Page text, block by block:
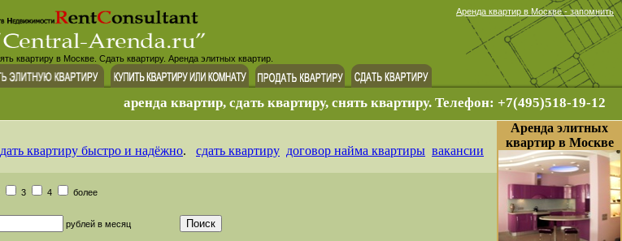
Аренда квартир в Москве - запомнить
квартиру в Москве. Сдать квартиру. Аренда элитных квартир.
аренда квартир, сдать квартиру, снять квартиру. Телефон: +7(495)518-19-12
квартиру быстро и надёжно. сдать квартиру договор найма квартиры вакансии
3 4
более
рублей в месяц
Аренда элитных
квартир в Москве